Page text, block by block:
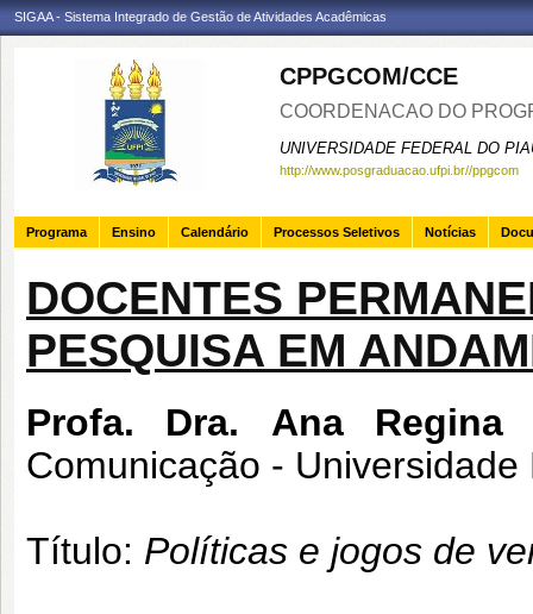
SIGAA - Sistema Integrado de Gestão de Atividades Acadêmicas
CPPGCOM/CCE
COORDENACAO DO
UNIVERSIDADE FEDERAL DO
http://www.posgraduacao.ufpi.br//ppgcom
Programa Ensino Calendário Processos Seletivos Notícias
DOCENTES
PESQUISA EM
Profa. Dra. Ana
Comunicação -
Título: Políticas e jogos de